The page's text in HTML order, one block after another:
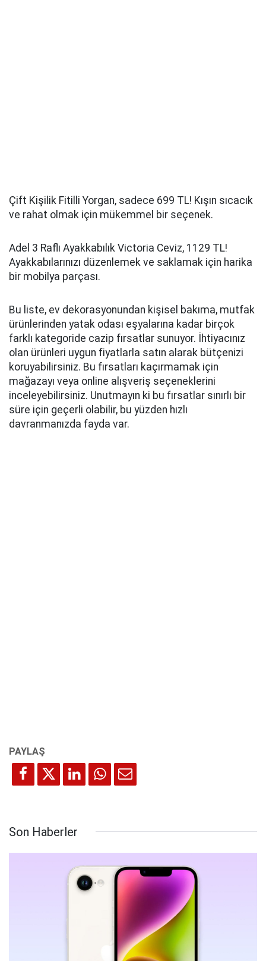
Çift Kişilik Fitilli Yorgan, sadece 699 TL! Kışın sıcacık
ve rahat olmak için mükemmel bir seçenek.
Adel 3 Raflı Ayakkabılık Victoria Ceviz, 1129 TL!
Ayakkabılarınızı düzenlemek ve saklamak için harika
bir mobilya parçası.
Bu liste, ev dekorasyonundan kişisel bakıma, mutfak
ürünlerinden yatak odası eşyalarına kadar birçok
farklı kategoride cazip fırsatlar sunuyor. İhtiyacınız
olan ürünleri uygun fiyatlarla satın alarak bütçenizi
koruyabilirsiniz. Bu fırsatları kaçırmamak için
mağazayı veya online alışveriş seçeneklerini
inceleyebilirsiniz. Unutmayın ki bu fırsatlar sınırlı bir
süre için geçerli olabilir, bu yüzden hızlı
davranmanızda fayda var.
Son Haberler